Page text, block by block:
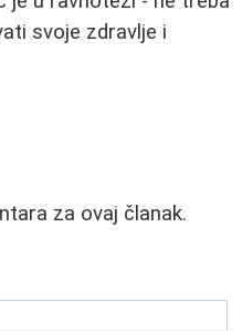
svoje zdravlje i
za ovaj članak.